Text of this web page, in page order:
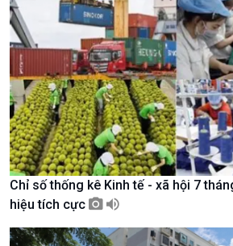
Chính trị
Thế
Chỉ số thống kê Kinh tế - xã hội 7
hiệu tích cực